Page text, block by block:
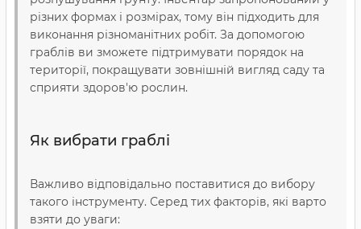
різних формах і розмірах, тому він підходить для
виконання різноманітних робіт. За допомогою
граблів ви зможете підтримувати порядок на
території, покращувати зовнішній вигляд саду та
сприяти здоров'ю рослин.
Як вибрати граблі
Важливо відповідально поставитися до вибору
такого інструменту. Серед тих факторів, які варто
взяти до уваги: